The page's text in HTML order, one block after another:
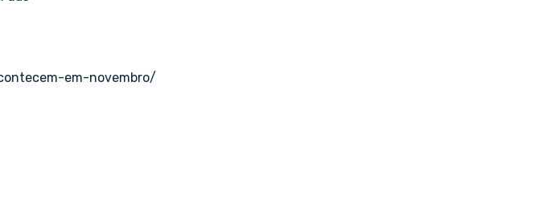
em-novembro/